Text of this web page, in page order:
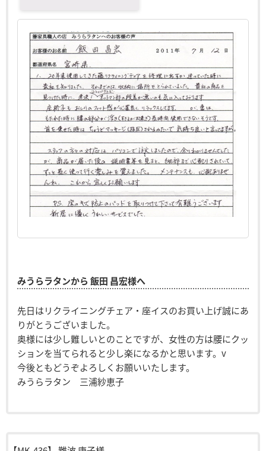
みうらラタンから 飯田 昌宏様へ
先日はリクライニングチェア・座イスのお買い上げ誠にあ
りがとうございました。
奥様には少し難しいとのことですが、女性の方は腰にクッ
ションを当てられると少し楽になるかと思います。v
今後ともどうぞよろしくお願いいたします。
みうらラタン 三浦紗恵子